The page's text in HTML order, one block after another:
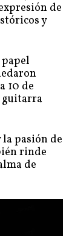
de
y
10 de
guitarra
pasión de
rinde
de